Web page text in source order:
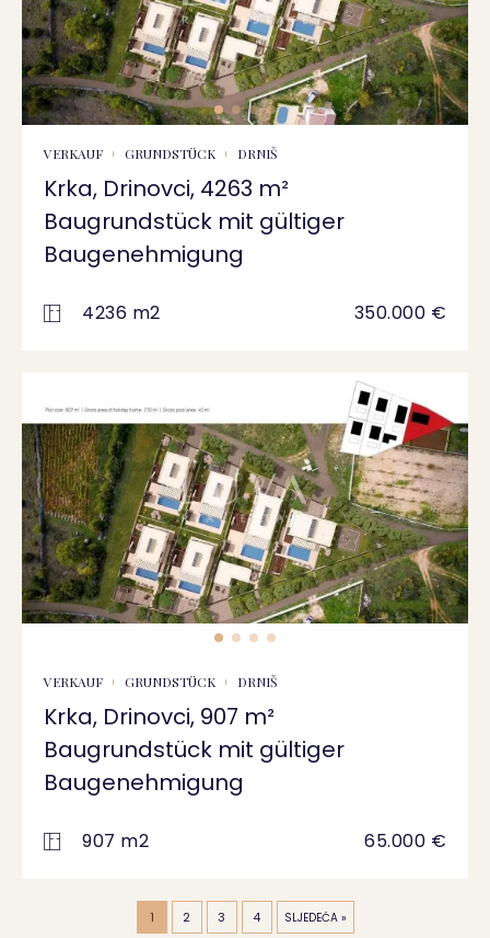
VERKAUF GRUNDSTÜCK DRNIŠ
Krka, Drinovci, 4263 m²
Baugrundstück mit gültiger
Baugenehmigung
4236 m2 350.000 €
VERKAUF GRUNDSTÜCK DRNIŠ
Krka, Drinovci, 907 m²
Baugrundstück mit gültiger
Baugenehmigung
907 m2 65.000 €
1 2 3 4 SLJEDEĆA »